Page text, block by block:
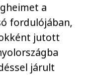
a
fordulójában,
jutott
járult